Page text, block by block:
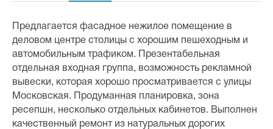
Предлагается фасадное нежилое помещение в
деловом центре столицы с хорошим пешеходным и
автомобильным трафиком. Презентабельная
отдельная входная группа, возможность рекламной
вывески, которая хорошо просматривается с улицы
Московская. Продуманная планировка, зона
ресепшн, несколько отдельных кабинетов. Выполнен
качественный ремонт из натуральных дорогих